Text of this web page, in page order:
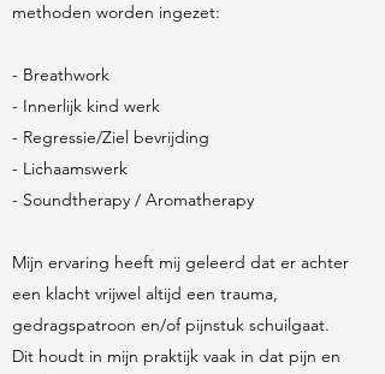
methoden worden ingezet:
- Breathwork
- Innerlijk kind werk
- Regressie/Ziel bevrijding
- Lichaamswerk
- Soundtherapy / Aromatherapy
Mijn ervaring heeft mij geleerd dat er achter
een klacht vrijwel altijd een trauma,
gedragspatroon en/of pijnstuk schuilgaat.
Dit houdt in mijn praktijk vaak in dat pijn en